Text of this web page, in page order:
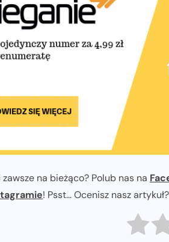
na bieżąco? Polub nas na
! Psst... Ocenisz nasz